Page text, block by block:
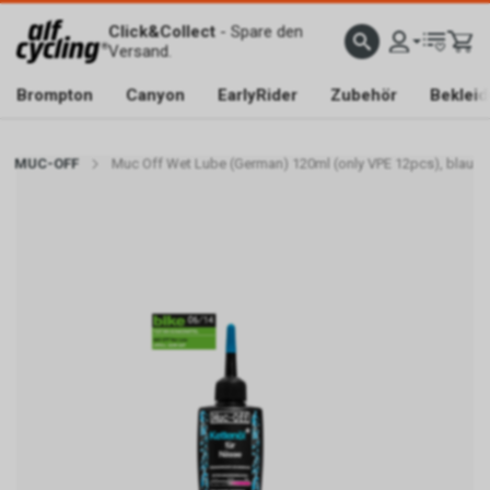
Click&Collect- Spare den
Versand.
Brompton Canyon EarlyRider Zubehör
MUC-OFF Muc Off Wet Lube (German) 120ml (only VPE 12pcs), blau